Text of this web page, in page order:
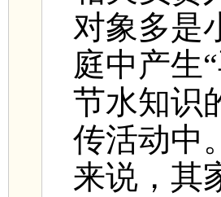
对象多是
庭中产生
节水知识
传活动中
来说，其